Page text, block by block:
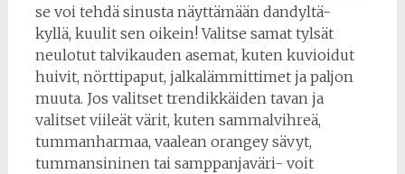
se voi tehdä sinusta näyttämään dandyltä-
kyllä, kuulit sen oikein! Valitse samat tylsät
neulotut talvikauden asemat, kuten kuvioidut
huivit, nörttipaput, jalkalämmittimet ja paljon
muuta. Jos valitset trendikkäiden tavan ja
valitset viileät värit, kuten sammalvihreä,
tummanharmaa, vaalean orangey sävyt,
tummansininen tai samppanjaväri- voit